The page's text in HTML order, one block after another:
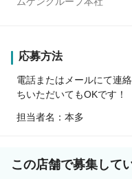
応募方法
電話またはメールにて連
ちいただいてもOKです！
担当者名：本多
この店舗で募集して